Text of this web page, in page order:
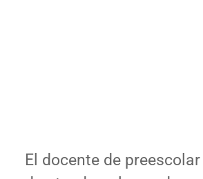
El docente de